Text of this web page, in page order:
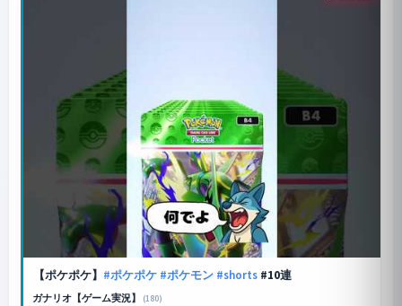
【ポケポケ】 #ポケポケ #ポケモン #shorts#10連
ガナリオ【ゲーム実況】
(180)